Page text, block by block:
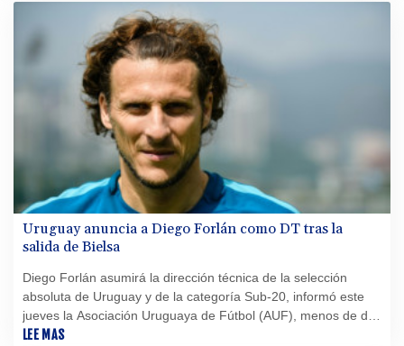
Uruguay anuncia a Diego Forlán como DT tras la
salida de Bielsa
Diego Forlán asumirá la dirección técnica de la selección
absoluta de Uruguay y de la categoría Sub-20, informó este
jueves la Asociación Uruguaya de Fútbol (AUF), menos de dos
meses después de decepcionar en el Mundial de la mano de
LEE MAS